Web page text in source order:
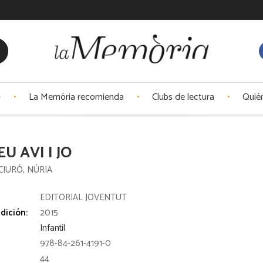
La Memòria recomienda Clubs de lectura
AVI I JO
NÚRIA
EDITORIAL JOVENTUT
2015
Infantil
978-84-261-4191-0
44